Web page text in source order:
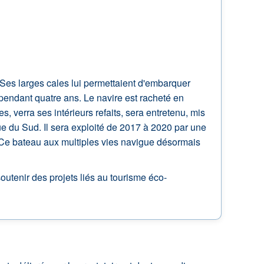
larges cales lui permettaient d'embarquer
quatre ans. Le navire est racheté en
verra ses intérieurs refaits, sera entretenu, mis
du Sud. Il sera exploité de 2017 à 2020 par une
bateau aux multiples vies navigue désormais
des projets liés au tourisme éco-